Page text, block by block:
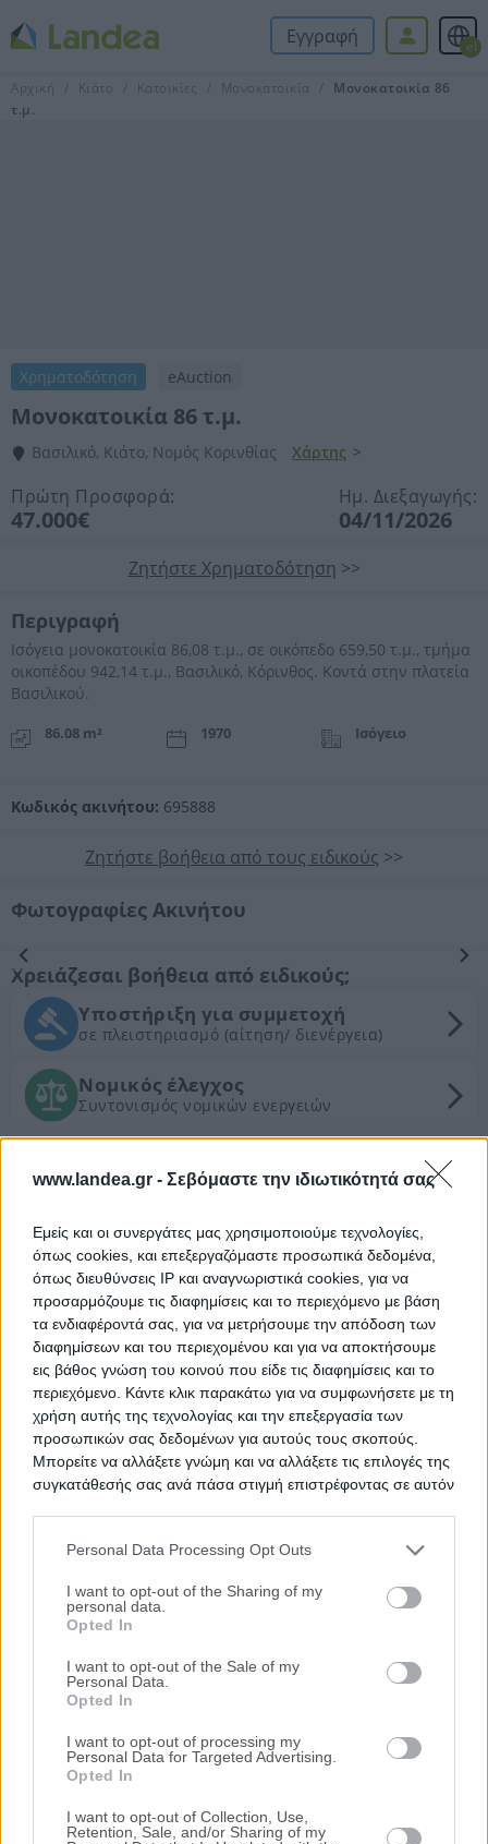
www.landea.gr - Σεβόμαστε την ιδιωτικότητά σας
Εμείς και οι συνεργάτες μας χρησιμοποιούμε τεχνολογίες,
όπως cookies, και επεξεργαζόμαστε προσωπικά δεδομένα,
όπως διευθύνσεις IP και αναγνωριστικά cookies, για να
προσαρμόζουμε τις διαφημίσεις και το περιεχόμενο με βάση
τα ενδιαφέροντά σας, για να μετρήσουμε την απόδοση των
διαφημίσεων και του περιεχομένου και για να αποκτήσουμε
εις βάθος γνώση του κοινού που είδε τις διαφημίσεις και το
περιεχόμενο. Κάντε κλικ παρακάτω για να συμφωνήσετε με τη
χρήση αυτής της τεχνολογίας και την επεξεργασία των
προσωπικών σας δεδομένων για αυτούς τους σκοπούς.
Μπορείτε να αλλάξετε γνώμη και να αλλάξετε τις επιλογές της
συγκατάθεσής σας ανά πάσα στιγμή επιστρέφοντας σε αυτόν
services and may gather and store information including but
not limited to your visit or usage behaviour. You may click to
grant or deny consent to Google and its third-party tags to
use your data for below specified purposes in below Google
consent section.
Personal Data Processing Opt Outs
I want to opt-out of the Sharing of my
personal data.
Opted In
I want to opt-out of the Sale of my
Personal Data.
Opted In
I want to opt-out of processing my
Personal Data for Targeted Advertising.
Opted In
I want to opt-out of Collection, Use,
Retention, Sale, and/or Sharing of my
Εγγραφή el
Αρχική Κιάτο Κατοικίες Μονοκατοικία
Μονοκατοικία 86
τ.μ.
Χρηματοδότηση eAuction
Μονοκατοικία 86 τ.μ.
Βασιλικό, Κιάτο, Νομός Κορινθίας Χάρτης >
Πρώτη Προσφορά:
47.000€
Ημ. Διεξαγωγής:
04/11/2026
Ζητήστε Χρηματοδότηση >>
Περιγραφή
Ισόγεια μoνοκατοικία 86,08 τ.μ., σε οικόπεδο 659,50 τ.μ., τμήμα
οικοπέδου 942,14 τ.μ., Βασιλικό, Κόρινθος. Κοντά στην πλατεία
Βασιλικού.
86.08 m² 1970 Ισόγειο
Κωδικός ακινήτου: 695888
Ζητήστε βοήθεια από τους ειδικούς >>
Φωτογραφίες Ακινήτου
Προηγούμενη
Επόμενη
Χρειάζεσαι βοήθεια από ειδικούς;
Υποστήριξη για συμμετοχή
σε πλειστηριασμό (αίτηση/ διενέργεια)
Νομικός έλεγχος
Συντονισμός νομικών ενεργειών
εμπορικής αξίας ακινήτου
Θέλεις Τραπεζική Χρηματοδότηση;
Ζητήστε χρηματοδότηση για την απόκτηση του
συγκεκριμένου ακινήτου
Προτεινόμενα Ακίνητα
Διαμέρισμα 65 τ.μ.
Στεφάνου 23, Κόρινθος, Νομός Κορινθίας
Πρώτη Προσφορά: 54.000€
Διαμέρισμα 58 τ.μ.
Κόρινθος, Νομός Κορινθίας
Διαμέρισμα 121 τ.μ.
Πρώτη Προσφορά:131.000€
Τιμές πώλησης/ενοικίασης κατοικιών στην
τοπική αγορά